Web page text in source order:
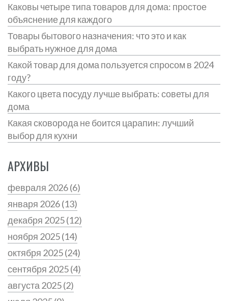
Каковы четыре типа товаров для дома: простое
объяснение для каждого
Товары бытового назначения: что это и как
выбрать нужное для дома
Какой товар для дома пользуется спросом в 2024
году?
Какого цвета посуду лучше выбрать: советы для
дома
Какая сковорода не боится царапин: лучший
выбор для кухни
АРХИВЫ
февраля 2026(6)
января 2026(13)
декабря 2025(12)
ноября 2025(14)
октября 2025(24)
сентября 2025(4)
августа 2025(2)